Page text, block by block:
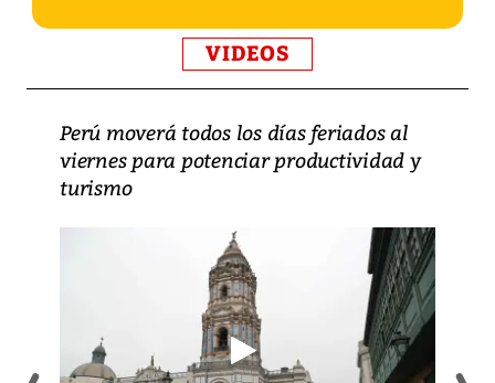
VIDEOS
Perú moverá todos los días feriados al
viernes para potenciar productividad y
turismo